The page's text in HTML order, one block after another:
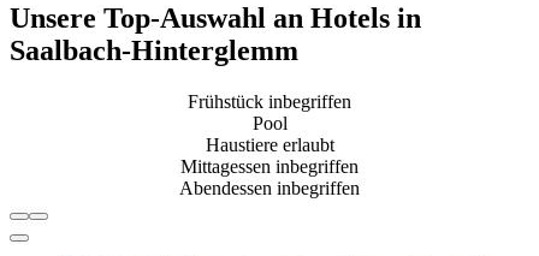
Unsere Top-Auswahl an Hotels in
Saalbach-Hinterglemm
Frühstück inbegriffen
Pool
Haustiere erlaubt
Mittagessen inbegriffen
Abendessen inbegriffen